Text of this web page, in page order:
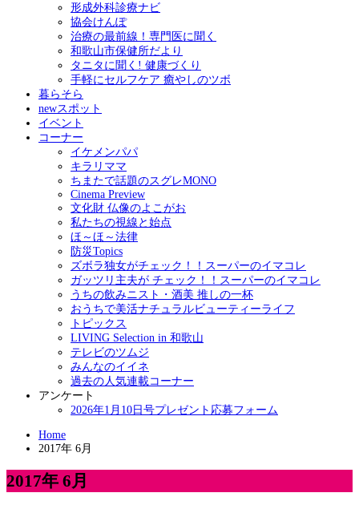
形成外科診療ナビ
協会けんぽ
治療の最前線！専門医に聞く
和歌山市保健所だより
タニタに聞く! 健康づくり
手軽にセルフケア 癒やしのツボ
暮らそら
newスポット
イベント
コーナー
イケメンパパ
キラリママ
ちまたで話題のスグレMONO
Cinema Preview
文化財 仏像のよこがお
私たちの視線と始点
ほ～ほ～法律
防災Topics
ズボラ独女がチェック！！スーパーのイマコレ
ガッツリ主夫が チェック！！スーパーのイマコレ
うちの飲みニスト・酒美 推しの一杯
おうちで美活ナチュラルビューティーライフ
トピックス
LIVING Selection in 和歌山
テレビのツムジ
みんなのイイネ
過去の人気連載コーナー
アンケート
2026年1月10日号プレゼント応募フォーム
Home
2017年 6月
2017年 6月